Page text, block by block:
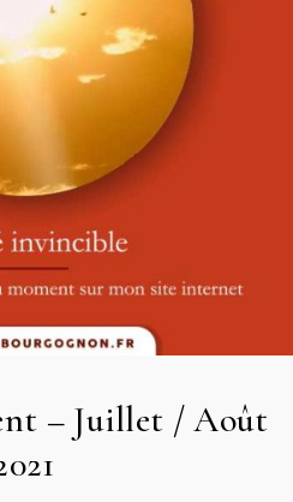
– Juillet / Août